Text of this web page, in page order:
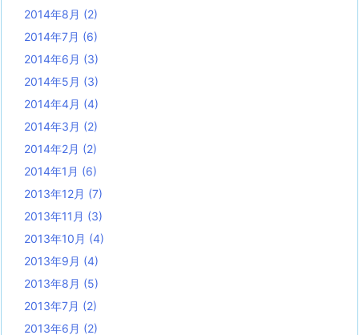
2014年8月 (2)
2014年7月 (6)
2014年6月 (3)
2014年5月 (3)
2014年4月 (4)
2014年3月 (2)
2014年2月 (2)
2014年1月 (6)
2013年12月 (7)
2013年11月 (3)
2013年10月 (4)
2013年9月 (4)
2013年8月 (5)
2013年7月 (2)
2013年6月 (2)